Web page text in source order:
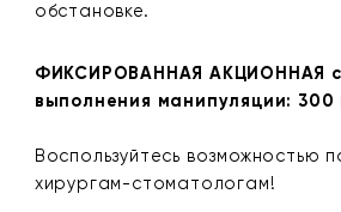
обстановке.
ФИКСИРОВАННАЯ АКЦИОННАЯ
выполнения манипуляции: 300
Воспользуйтесь возможностью
хирургам-стоматологам!